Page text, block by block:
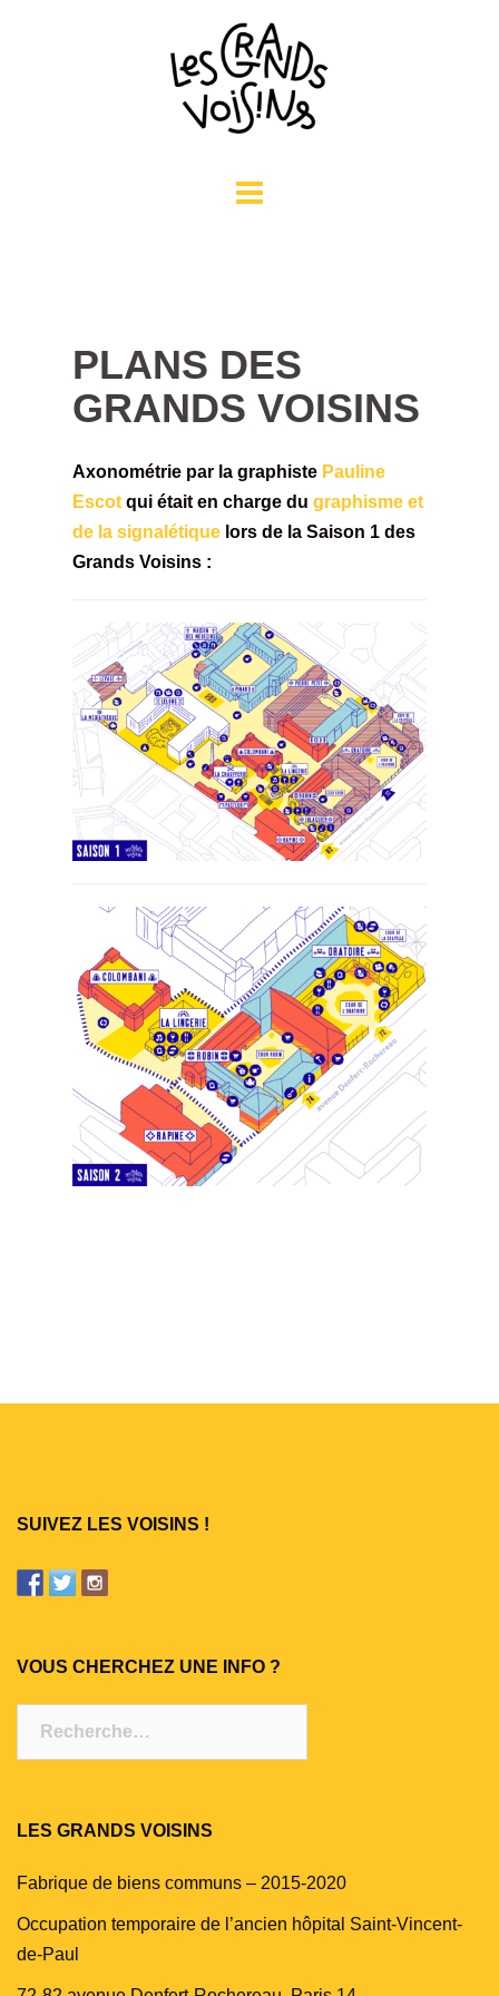
PLANS DES
GRANDS VOISINS
Axonométrie par la graphiste Pauline
Escot qui était en charge du graphisme et
de la signalétique lors de la Saison 1 des
Grands Voisins :
SUIVEZ LES VOISINS !
VOUS CHERCHEZ UNE INFO ?
LES GRANDS VOISINS
Fabrique de biens communs – 2015-2020
Occupation temporaire de l’ancien hôpital Saint-Vincent-
de-Paul